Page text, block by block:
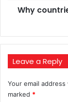
Explained
Why
Leave a Reply
Your email
marked *